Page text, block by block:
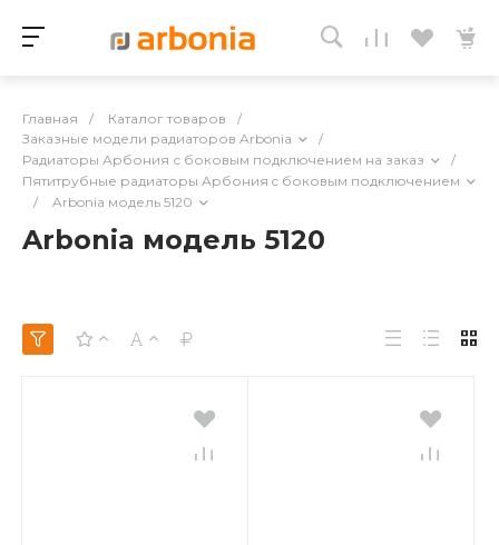
Главная / Каталог товаров
/
Заказные модели радиаторов Arbonia
/
Радиаторы Арбония с боковым подключением на заказ
/
Пятитрубные радиаторы Арбония c боковым подключением
/
Arbonia модель 5120
Arbonia модель 5120